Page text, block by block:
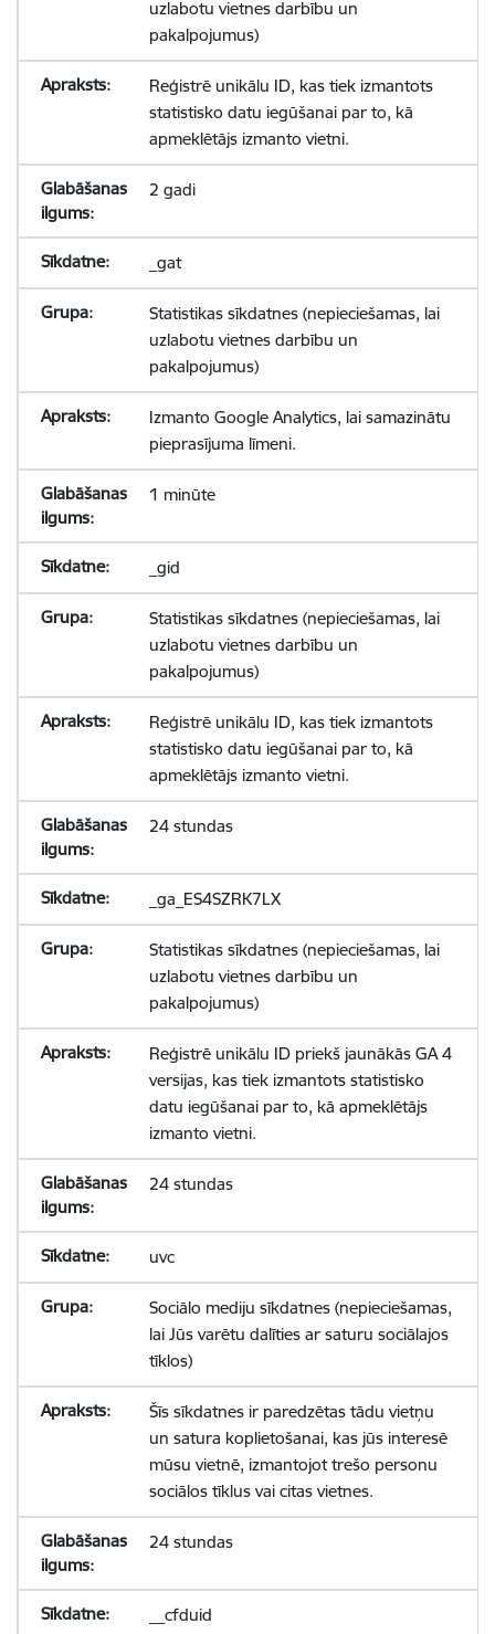
uzlabotu vietnes darbību un
pakalpojumus)
Reģistrē unikālu ID, kas tiek izmantots
statistisko datu iegūšanai par to, kā
apmeklētājs izmanto vietni.
2 gadi
_gat
Statistikas sīkdatnes (nepieciešamas, lai
uzlabotu vietnes darbību un
pakalpojumus)
Izmanto Google Analytics, lai samazinātu
pieprasījuma līmeni.
1 minūte
_gid
Statistikas sīkdatnes (nepieciešamas, lai
uzlabotu vietnes darbību un
pakalpojumus)
Reģistrē unikālu ID, kas tiek izmantots
statistisko datu iegūšanai par to, kā
apmeklētājs izmanto vietni.
24 stundas
_ga_ES4SZRK7LX
Statistikas sīkdatnes (nepieciešamas, lai
uzlabotu vietnes darbību un
pakalpojumus)
Reģistrē unikālu ID priekš jaunākās GA 4
versijas, kas tiek izmantots statistisko
datu iegūšanai par to, kā apmeklētājs
izmanto vietni.
24 stundas
uvc
Sociālo mediju sīkdatnes (nepieciešamas,
lai Jūs varētu dalīties ar saturu sociālajos
tīklos)
Šīs sīkdatnes ir paredzētas tādu vietņu
un satura koplietošanai, kas jūs interesē
mūsu vietnē, izmantojot trešo personu
sociālos tīklus vai citas vietnes.
24 stundas
__cfduid